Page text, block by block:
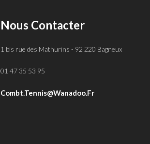
Nous Contacter
1 bis rue des Mathurins - 92 220 Bagneux
01 47 35 53 95
Combt.tennis@wanadoo.fr